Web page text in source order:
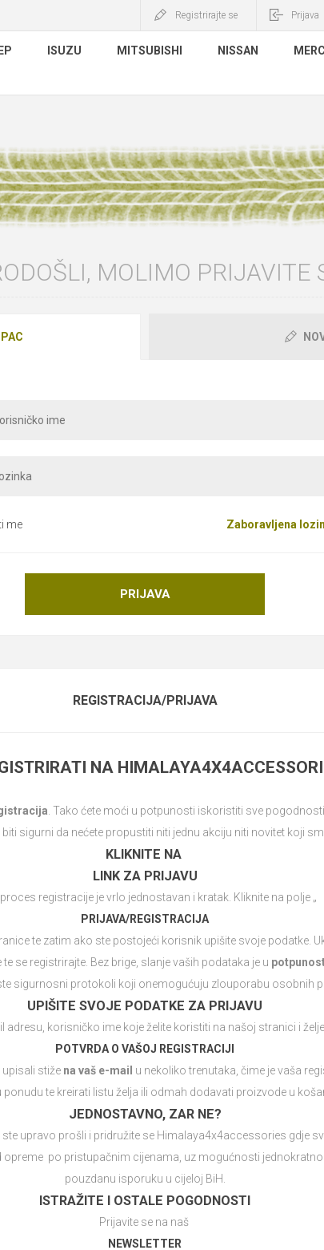
Registrirajte se Prijava
ISUZU MITSUBISHI NISSAN
MOLIMO PRIJAVITE
me Zaboravljena
PRIJAVA
REGISTRACIJA/PRIJAVA
NA
. Tako ćete moći u potpunosti iskoristiti sve
biti sigurni da nećete propustiti niti jednu akciju niti novitet koji
KLIKNITE NA
LINK ZA PRIJAVU
registracije je vrlo jednostavan i kratak. Kliknite na polje „
PRIJAVA/REGISTRACIJA
te zatim ako ste postojeći korisnik upišite svoje podatke.
se registrirajte. Bez brige, slanje vaših podataka je u
sigurnosni protokoli koji onemogućuju zlouporabu osobnih
UPIŠITE SVOJE PODATKE ZA PRIJAVU
adresu, korisničko ime koje želite koristiti na našoj stranici i
POTVRDA O VAŠOJ REGISTRACIJI
stiže na vaš e-mail u nekoliko trenutaka, čime je vaša
te kreirati listu želja ili odmah dodavati proizvode u
JEDNOSTAVNO, ZAR NE?
ste upravo prošli i pridružite se Himalaya4x4accessories gdje
po pristupačnim cijenama, uz mogućnosti
pouzdanu isporuku u cijeloj BiH.
ISTRAŽITE I OSTALE POGODNOSTI
Prijavite se na naš
NEWSLETTER